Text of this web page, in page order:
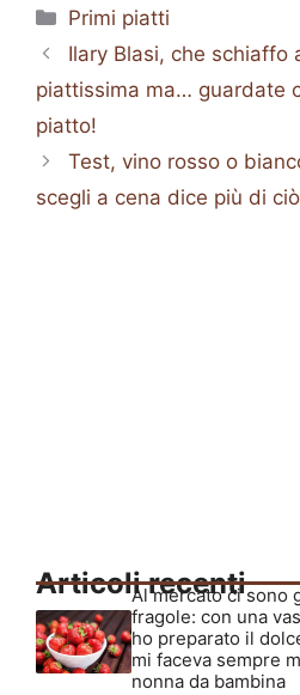
Categorie
Primi piatti
Ilary Blasi, che schiaffo
piattissima ma… guardate
piatto!
Test, vino rosso o
scegli a cena dice più di
Articoli recenti
Al mercato ci sono
fragole: con una
ho preparato il
mi faceva sempre
nonna da bambina